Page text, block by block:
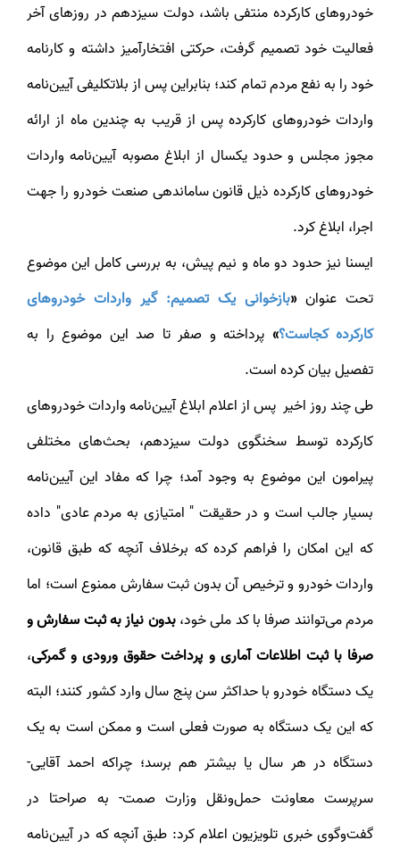
خودروهای کارکرده منتفی باشد، دولت سیزدهم در روزهای آخر
فعالیت خود تصمیم گرفت، حرکتی افتخارآمیز داشته و کارنامه
خود را به نفع مردم تمام کند؛ بنابراین پس از بلاتکلیفی آیین‌نامه
واردات خودروهای کارکرده پس از قریب به چندین ماه از ارائه
مجوز مجلس و حدود یکسال از ابلاغ مصوبه آیین‌نامه واردات
خودروهای کارکرده ذیل قانون ساماندهی صنعت خودرو را جهت
اجرا، ابلاغ کرد.
ایسنا نیز حدود دو ماه و نیم پیش، به بررسی کامل این موضوع
تحت عنوان«بازخوانی یک تصمیم: گیر واردات خودروهای
کارکرده کجاست؟» پرداخته و صفر تا صد این موضوع را به
تفصیل بیان کرده است.
طی چند روز اخیر پس از اعلام ابلاغ آیین‌نامه واردات خودروهای
کارکرده توسط سخنگوی دولت سیزدهم، بحث‌های مختلفی
پیرامون این موضوع به وجود آمد؛ چرا که مفاد این آیین‌نامه
بسیار جالب است و در حقیقت " امتیازی به مردم عادی" داده
که این امکان را فراهم کرده که برخلاف آنچه که طبق قانون،
واردات خودرو و ترخیص آن بدون ثبت سفارش ممنوع است؛ اما
مردم می‌توانند صرفا با کد ملی خود،بدون نیاز به ثبت سفارش و
صرفا با ثبت اطلاعات آماری و پرداخت حقوق ورودی و گمرکی،
یک دستگاه خودرو با حداکثر سن پنج سال وارد کشور کنند؛ البته
که این یک دستگاه به صورت فعلی است و ممکن است به یک
دستگاه در هر سال یا بیشتر هم برسد؛ چراکه احمد آقایی-
سرپرست معاونت حمل‌ونقل وزارت صمت- به صراحتا در
گفت‌وگوی خبری تلویزیون اعلام کرد: طبق آنچه که در آیین‌نامه